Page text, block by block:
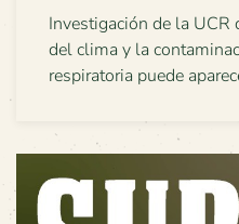
Investigación de la UCR
del clima y la
respiratoria puede